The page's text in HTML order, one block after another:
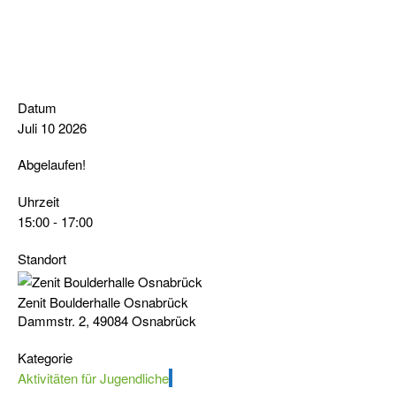
Datum
Juli 10 2026
Abgelaufen!
Uhrzeit
15:00 - 17:00
Standort
Zenit Boulderhalle Osnabrück
Dammstr. 2, 49084 Osnabrück
Kategorie
Aktivitäten für Jugendliche